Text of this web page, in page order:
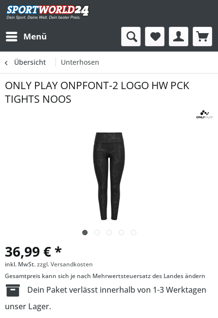
Menü
Übersicht Unterhosen
ONLY PLAY ONPFONT-2 LOGO HW PCK
TIGHTS NOOS
36,99 € *
inkl. MwSt.zzgl. Versandkosten
Gesamtpreis kann sich je nach Mehrwertsteuersatz des Landes ändern
Dein Paket verlässt innerhalb von 1-3 Werktagen
unser Lager.